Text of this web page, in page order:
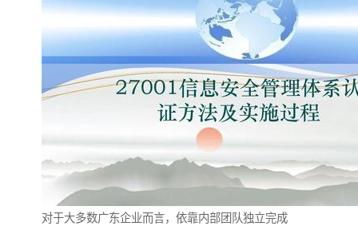
对于大多数广东企业而言，依靠内部团队独立完成